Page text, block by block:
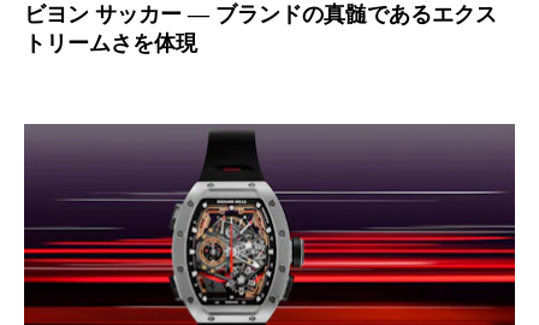
ビヨン サッカー ― ブランドの真髄であるエクス
トリームさを体現
The Perfection リシャール・ミル RM 43-01 トゥールビ
ヨン スプリットセコンドクロノグラフ フェラーリ 時を
刻む芸術品